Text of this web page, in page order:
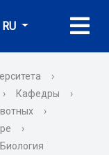
RU
›
› Кафедры
›
›
›